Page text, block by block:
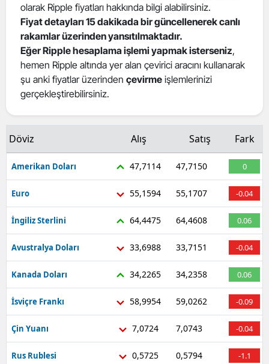
olarak Ripple fiyatları hakkında bilgi alabilirsiniz.
Fiyat detayları 15 dakikada bir güncellenerek canlı
rakamlar üzerinden yansıtılmaktadır.
Eğer Ripple hesaplama işlemi yapmak isterseniz,
hemen Ripple altında yer alan çevirici aracını kullanarak
şu anki fiyatlar üzerinden çevirme işlemlerinizi
gerçekleştirebilirsiniz.
Döviz Alış Satış Fark
Amerikan Doları 47,7114 47,7150 0
Euro 55,1594 55,1707 -0.04
İngiliz Sterlini 64,4475 64,4608 0.06
Avustralya Doları 33,6988 33,7151 -0.04
Kanada Doları 34,2265 34,2358 0.06
İsviçre Frankı 58,9954 59,0262 -0.09
Çin Yuanı 7,0724 7,0743 -0.04
Rus Rublesi 0,5725 0,5794 -1.1